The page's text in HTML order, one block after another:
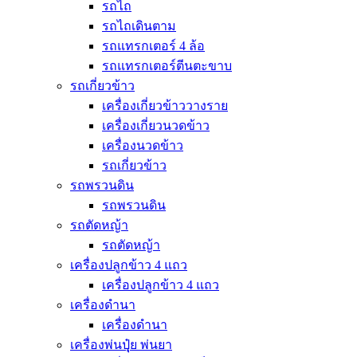
รถไถ
รถไถเดินตาม
รถแทรกเตอร์ 4 ล้อ
รถแทรกเตอร์ตีนตะขาบ
รถเกี่ยวข้าว
เครื่องเกี่ยวข้าววางราย
เครื่องเกี่ยวนวดข้าว
เครื่องนวดข้าว
รถเกี่ยวข้าว
รถพรวนดิน
รถพรวนดิน
รถตัดหญ้า
รถตัดหญ้า
เครื่องปลูกข้าว 4 แถว
เครื่องปลูกข้าว 4 แถว
เครื่องดำนา
เครื่องดำนา
เครื่องพ่นปุุ๋ย พ่นยา